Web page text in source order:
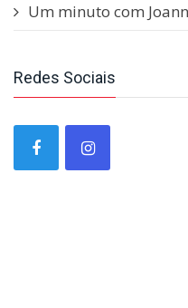
Um minuto com
Redes Sociais